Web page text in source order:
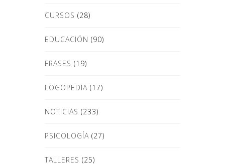
CURSOS (28)
EDUCACIÓN (90)
FRASES (19)
LOGOPEDIA (17)
NOTICIAS (233)
PSICOLOGÍA (27)
TALLERES (25)